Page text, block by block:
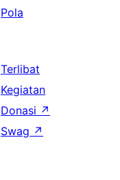
Pola
Terlibat
Kegiatan
Donasi ↗
Swag ↗